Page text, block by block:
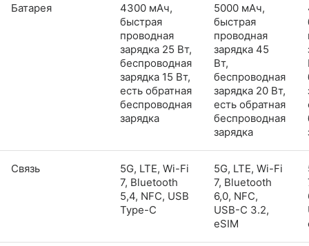
Батарея
4300 мАч,
быстрая
проводная
зарядка 25 Вт,
беспроводная
зарядка 15 Вт,
есть обратная
беспроводная
зарядка
5000 мАч,
быстрая
проводная
зарядка 45
Вт,
беспроводная
зарядка 20 Вт,
есть обратная
беспроводная
зарядка
Связь
5G, LTE, Wi-Fi
7, Bluetooth
5,4, NFC, USB
Type-C
5G, LTE, Wi-Fi
7, Bluetooth
6,0, NFC,
USB-C 3.2,
eSIM